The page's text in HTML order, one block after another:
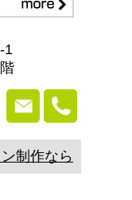
1
制作なら